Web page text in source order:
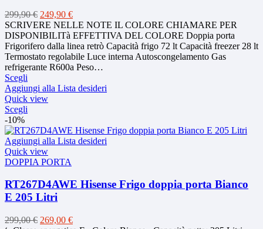
299,90€ Il
prezzo
originale
era:
299,90 €.
249,90 €Il
prezzo
attuale
è:
249,90 €.
SCRIVERE NELLE NOTE IL COLORE CHIAMARE PER
DISPONIBILITà EFFETTIVA DEL COLORE Doppia porta
Frigorifero dalla linea retrò Capacità frigo 72 lt Capacità freezer 28 lt
Termostato regolabile Luce interna Autoscongelamento Gas
refrigerante R600a Peso…
Scegli
prodotto
ha
Le
opzioni
possono
essere
nella
pagina
del
Aggiungi alla Lista desideri
Quick view
Scegli
ha
più
varianti.
Le
possono
essere
scelte
pagina
-10%
Aggiungi alla Lista desideri
Quick view
DOPPIA PORTA
RT267D4AWE Hisense Frigo doppia porta Bianco
E 205 Litri
299,00€ Il
269,00 €Il